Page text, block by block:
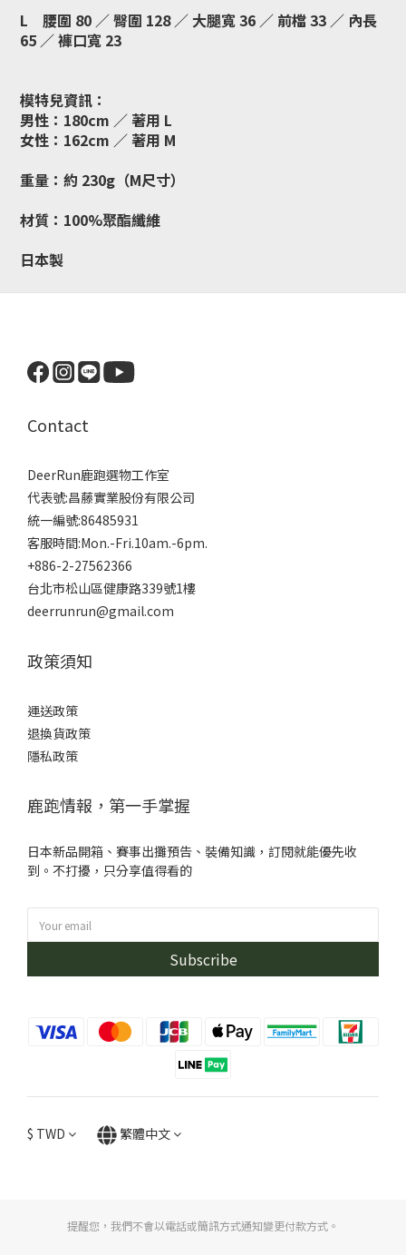
L 腰圍 80 ／ 臀圍 128 ／ 大腿寬 36 ／ 前檔 33 ／ 內長
65 ／ 褲口寬 23
模特兒資訊：
男性：180cm ／ 著用 L
女性：162cm ／ 著用 M
重量： 約 230g（M尺寸）
材質： 100%聚酯纖維
日本製
Contact
DeerRun鹿跑選物工作室
代表號:昌藤實業股份有限公司
統一編號:86485931
客服時間:Mon.-Fri.10am.-6pm.
+886-2-27562366
台北市松山區健康路339號1樓
deerrunrun@gmail.com
政策須知
運送政策
退換貨政策
隱私政策
鹿跑情報，第一手掌握
日本新品開箱、賽事出攤預告、裝備知識，訂閱就能優先收
到。不打擾，只分享值得看的
Subscribe
$ TWD 繁體中文
提醒您，我們不會以電話或簡訊方式通知變更付款方式。